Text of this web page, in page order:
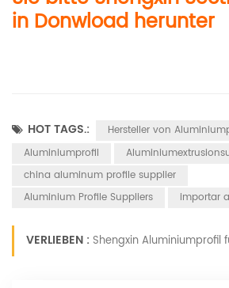
in Donwload herunter
HOT TAGS.:
Hersteller von
Aluminiumprofil
china aluminum profile supplier
Aluminium Profile Suppliers
importar
VERLIEBEN : Shengxin Aluminiumprofil